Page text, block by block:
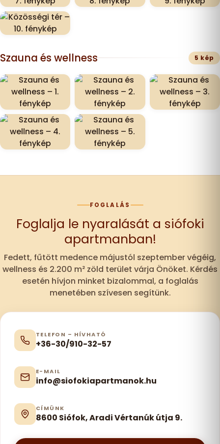
Szauna és wellness 5 kép
FOGLALÁS
Foglalja le nyaralását a siófoki
apartmanban!
Fedett, fűtött medence májustól szeptember végéig,
wellness és 2.200 m² zöld terület várja Önöket. Kérdés
esetén hívjon minket bizalommal, a foglalás
menetében szívesen segítünk.
TELEFON – HÍVHATÓ
+36-30/910-32-57
E-MAIL
info@siofokiapartmanok.hu
CÍMÜNK
8600 Siófok, Aradi Vértanúk útja 9.